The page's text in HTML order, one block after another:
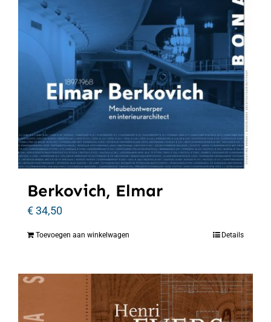
Berkovich, Elmar
€34,50
Toevoegen aan winkelwagen Details